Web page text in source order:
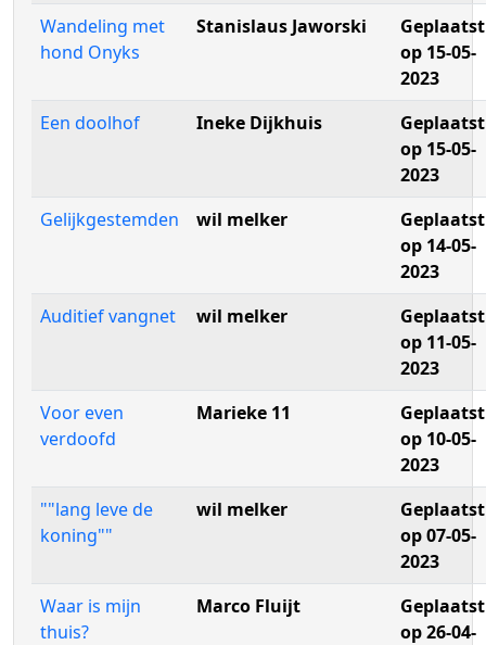
Wandeling met
hond Onyks
Stanislaus Jaworski
Geplaatst
op 15-05-
2023
Een doolhof
Ineke Dijkhuis
Geplaatst
op 15-05-
2023
Gelijkgestemden
wil melker
Geplaatst
op 14-05-
2023
Auditief vangnet
wil melker
Geplaatst
op 11-05-
2023
Voor even
verdoofd
Marieke 11
Geplaatst
op 10-05-
2023
""lang leve de
koning""
wil melker
Geplaatst
op 07-05-
2023
Waar is mijn
thuis?
Marco Fluijt
Geplaatst
op 26-04-